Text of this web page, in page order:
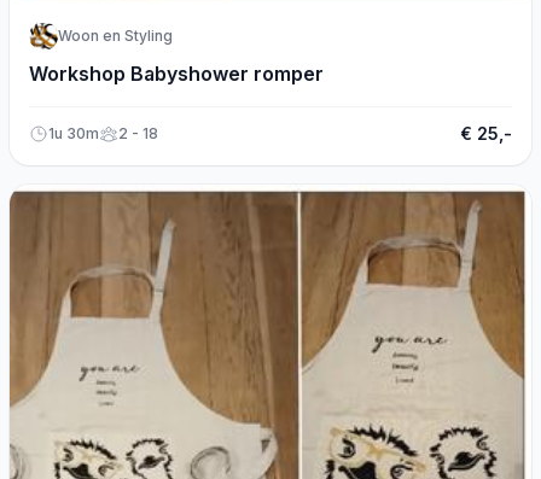
Woon en Styling
Workshop Babyshower romper
1u 30m 2 - 18 € 25,-